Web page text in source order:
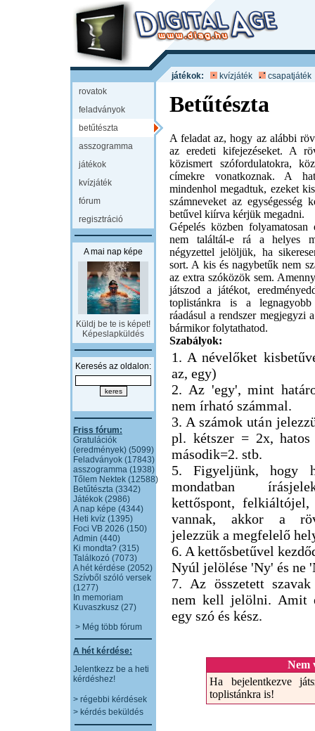
játékok: kvízjáték
csapatjáték
rovatok
feladványok
betűtészta
asszogramma
játékok
kvízjáték
fórum
regisztráció
A mai nap képe
Küldj be te is képet!
Képeslapküldés
Keresés az oldalon:
Friss fórum:
Gratulációk
(eredmények) (5099)
Feladványok (17843)
asszogramma (1938)
Tőlem Nektek (12588)
Betűtészta (3342)
Játékok (2986)
A nap képe (4344)
Heti kvíz (1395)
Foci VB 2026 (150)
Admin (440)
Ki mondta? (315)
Találkozó (7073)
A hét kérdése (2052)
Szívből szóló versek
(1277)
In memoriam
Kuvaszkusz (27)
> Még több fórum
A hét kérdése:
Jelentkezz be a heti
kérdéshez!
> régebbi kérdések
> kérdés beküldés
Betűtészta
A feladat az, hogy az alábbi
az eredeti kifejezéseket. A
közismert szófordulatokra,
címekre vonatkoznak. A
mindenhol megadtuk, ezeket
számneveket az egységesség
betűvel kiírva kérjük megadni.
Gépelés közben
nem találtál-e rá a helyes
négyzettel jelöljük, ha
sort. A kis és nagybetűk nem
az extra szóközök sem.
játszod a játékot,
toplistánkra is a
ráadásul a rendszer megjegyzi
bármikor folytathatod.
Szabályok:
1. A névelőket
az, egy)
2. Az 'egy', mint
nem írható számmal.
3. A számok után
pl. kétszer = 2x,
második=2. stb.
5. Figyeljünk, hogy
mondatban
kettőspont,
vannak, akkor a
jelezzük a megfelelő
6. A kettősbetűvel
Nyúl jelölése 'Ny' és ne
7. Az összetett
nem kell jelölni. Amit
egy szó és kész.
Nem
Ha bejelentkezve
toplistánkra is!